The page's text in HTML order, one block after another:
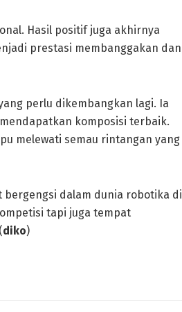
Hasil positif juga akhirnya
prestasi membanggakan dan
perlu dikembangkan lagi. Ia
komposisi terbaik.
melewati semau rintangan yang
bergengsi dalam dunia robotika di
tapi juga tempat
diko)